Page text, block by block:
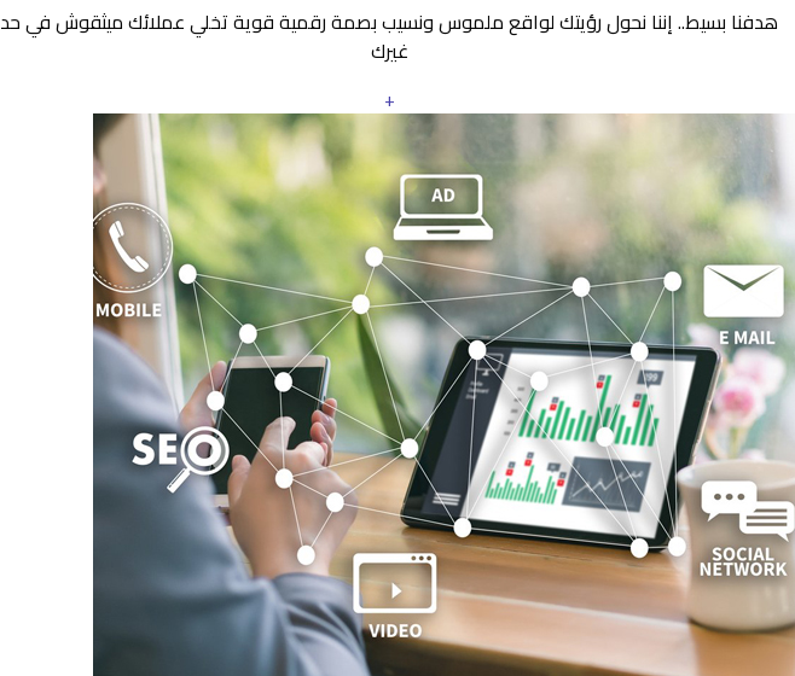
هدفنا بسيط.. إننا نحول رؤيتك لواقع ملموس ونسيب بصمة رقمية قوية تخلي عملائك ميثقوش في حد
غيرك
+